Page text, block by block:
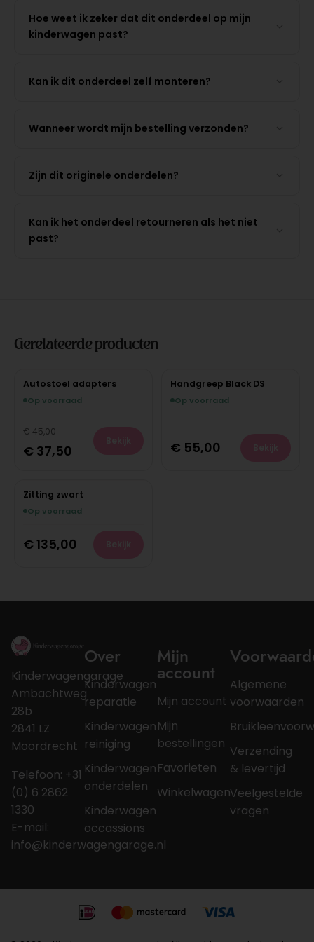
Hoe weet ik zeker dat dit onderdeel op mijn
kinderwagen past?
Kan ik dit onderdeel zelf monteren?
Wanneer wordt mijn bestelling verzonden?
Zijn dit originele onderdelen?
Kan ik het onderdeel retourneren als het niet
past?
Gerelateerde producten
Autostoel adapters
Op voorraad
€45,00
€ 37,50
Handgreep Black DS
Op voorraad
€ 55,00
Zitting zwart
Op voorraad
€ 135,00
Kinderwagengarage
Ambachtweg
28b
2841 LZ
Moordrecht
Telefoon: +31
(0) 6 2862
1330
E-mail:
info@kinderwagengarage.nl
Over
Kinderwagen
reparatie
Kinderwagen
reiniging
Kinderwagen
onderdelen
Kinderwagen
occassions
Mijn
account
Mijn account
Mijn
bestellingen
Favorieten
Winkelwagen
Algemene
voorwaarden
Verzending
& levertijd
Veelgestelde
vragen